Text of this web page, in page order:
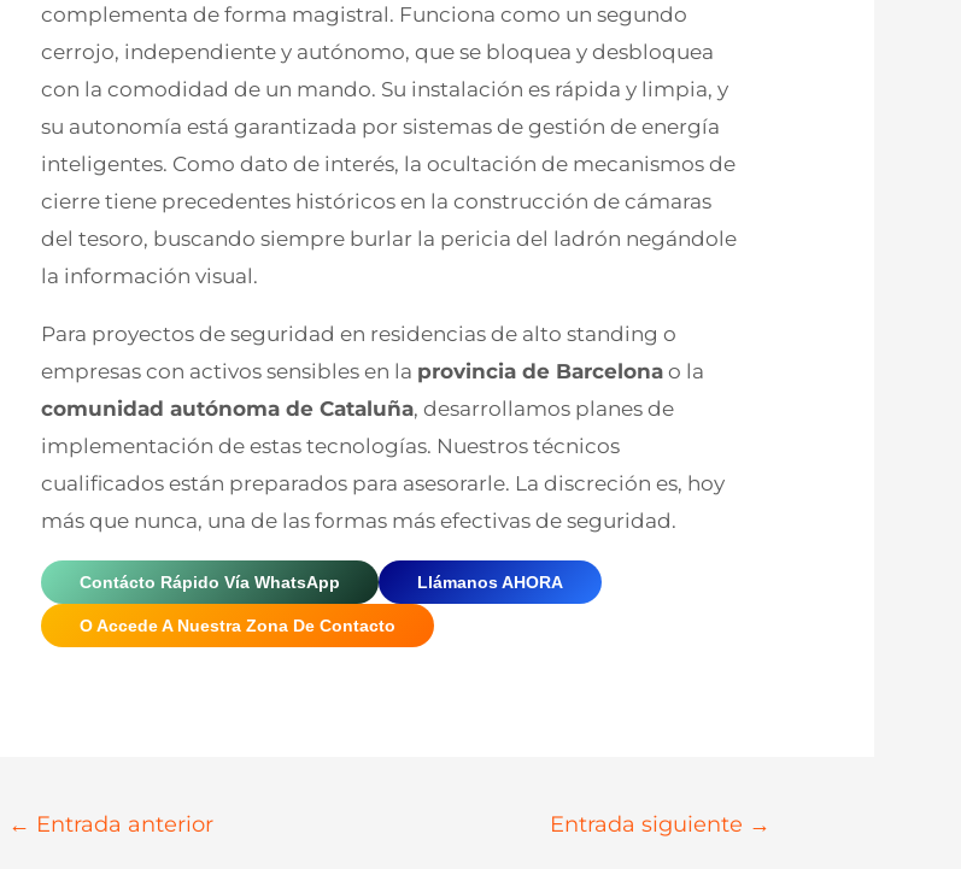
complementa de forma magistral. Funciona como un segundo
cerrojo, independiente y autónomo, que se bloquea y desbloquea
con la comodidad de un mando. Su instalación es rápida y limpia, y
su autonomía está garantizada por sistemas de gestión de energía
inteligentes. Como dato de interés, la ocultación de mecanismos de
cierre tiene precedentes históricos en la construcción de cámaras
del tesoro, buscando siempre burlar la pericia del ladrón negándole
la información visual.
Para proyectos de seguridad en residencias de alto standing o
empresas con activos sensibles en la provincia de Barcelona o la
comunidad autónoma de Cataluña, desarrollamos planes de
implementación de estas tecnologías. Nuestros técnicos
cualificados están preparados para asesorarle. La discreción es, hoy
más que nunca, una de las formas más efectivas de seguridad.
Contácto Rápido Vía WhatsApp Llámanos AHORA
O Accede A Nuestra Zona De Contacto
Navegación
← Entrada anterior Entrada siguiente →